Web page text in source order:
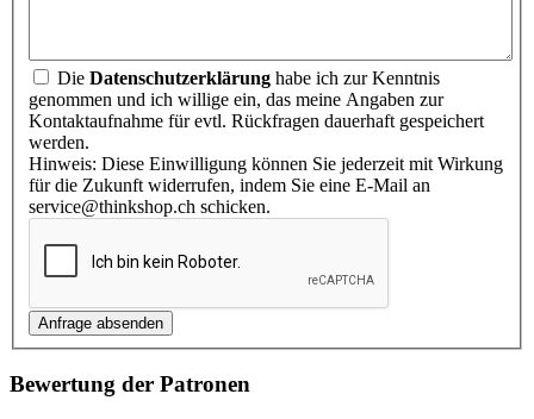
Die Datenschutzerklärung habe ich zur Kenntnis
genommen und ich willige ein, das meine Angaben zur
Kontaktaufnahme für evtl. Rückfragen dauerhaft gespeichert
werden.
Hinweis: Diese Einwilligung können Sie jederzeit mit Wirkung
für die Zukunft widerrufen, indem Sie eine E-Mail an
service@thinkshop.ch schicken.
Bewertung der Patronen